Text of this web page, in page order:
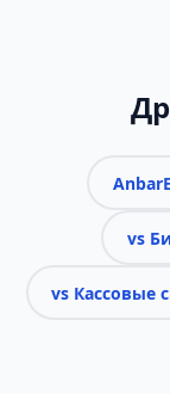
vs
vs Кассовые